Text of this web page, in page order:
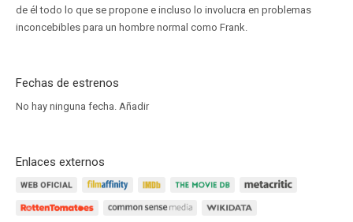
de él todo lo que se propone e incluso lo involucra en problemas
inconcebibles para un hombre normal como Frank.
Fechas de estrenos
No hay ninguna fecha. Añadir
Enlaces externos